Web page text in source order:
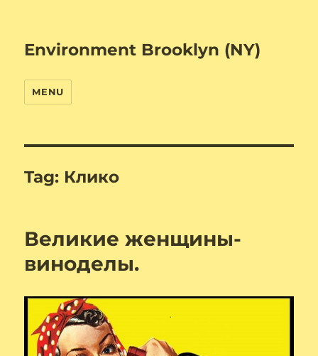
Environment Brooklyn (NY)
MENU
Tag: Клико
Великие женщины-
виноделы.